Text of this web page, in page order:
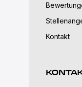
Kontakt